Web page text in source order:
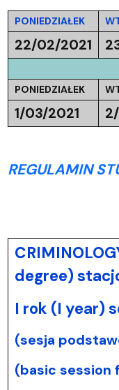
PONIEDZIAŁEK
22/02/2021
PONIEDZIAŁEK
1/03/2021
REGULAMIN
degree)
I rok (I year)
(sesja
(basic session